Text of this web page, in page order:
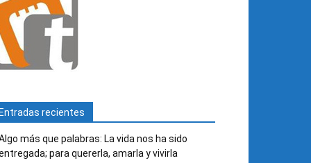
recientes
más que palabras: La vida nos ha sido
para quererla, amarla y vivirla